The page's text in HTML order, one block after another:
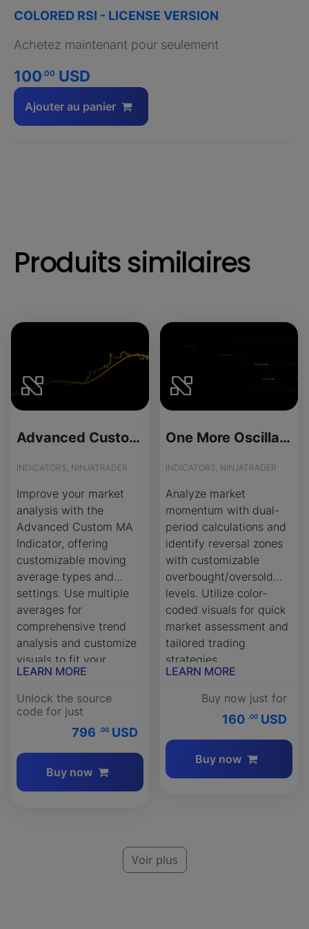
COLORED RSI - LICENSE VERSION
Achetez maintenant pour seulement
100.00 USD
Ajouter au panier
Produits similaires
Advanced Custom Moving Average (MA) - Source Code
INDICATORS, NINJATRADER
Improve your market
analysis with the
Advanced Custom MA
Indicator, offering
customizable moving
average types and
settings. Use multiple
averages for
comprehensive trend
analysis and customize
visuals to fit your
strategy.
LEARN MORE
Unlock the source
code for just
796 .00 USD
Buy now
One More Oscillator - License Version
INDICATORS, NINJATRADER
Analyze market
momentum with dual-
period calculations and
identify reversal zones
with customizable
overbought/oversold
levels. Utilize color-
coded visuals for quick
market assessment and
tailored trading
strategies.
LEARN MORE
Buy now just for
160 .00 USD
Buy now
Voir plus